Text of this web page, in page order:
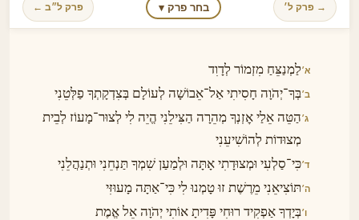
→ פרק ל׳ בחר פרק ▾ פרק ל״ב ←
א׳לַמְנַצֵּחַ מִזְמוֹר לְדָוִד
ב׳בְּךָ־יְהֹוָה חָסִיתִי אַל־אֵבוֹשָׁה לְעוֹלָם בְּצִדְקָתְךָ פַלְּטֵנִי
ג׳הַטֵּה אֵלַי אׇזְנְךָ מְהֵרָה הַצִּילֵנִי הֱיֵה לִי לְצוּר־מָעוֹז לְבֵית
מְצוּדוֹת לְהוֹשִׁיעֵנִי
ד׳כִּי־סַלְעִי וּמְצוּדָתִי אָתָּה וּלְמַעַן שִׁמְךָ תַּנְחֵנִי וּתְנַהֲלֵנִי
ה׳תּוֹצִיאֵנִי מֵרֶשֶׁת זוּ טָמְנוּ לִי כִּי־אַתָּה מָעוּזִּי
ו׳בְּיָדְךָ אַפְקִיד רוּחִי פָּדִיתָ אוֹתִי יְהֹוָה אֵל אֱמֶת